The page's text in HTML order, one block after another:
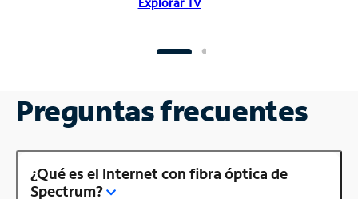
Preguntas frecuentes
¿Qué es el Internet con fibra óptica de
Spectrum?